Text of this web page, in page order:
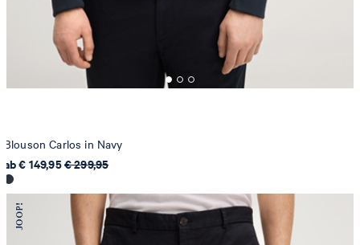
Blouson Carlos in Navy
ab € 149,95€ 299,95